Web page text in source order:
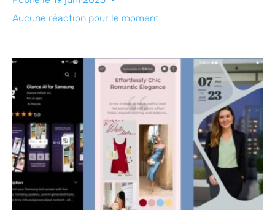
Aucune réaction pour le moment